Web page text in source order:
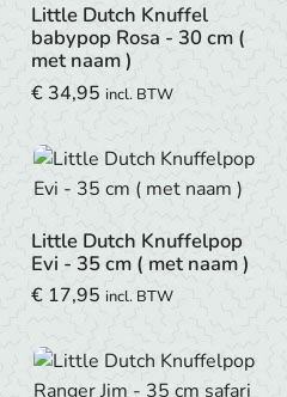
Little Dutch Knuffel
babypop Rosa - 30 cm (
met naam )
€34,95 incl. BTW
Little Dutch Knuffelpop
Evi - 35 cm ( met naam )
€ 17,95 incl. BTW